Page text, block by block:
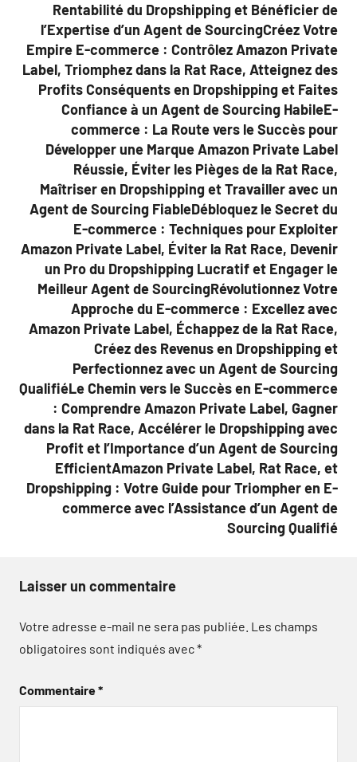
Rentabilité du Dropshipping et Bénéficier de
l’Expertise d’un Agent de SourcingCréez Votre
Empire E-commerce : Contrôlez Amazon Private
Label, Triomphez dans la Rat Race, Atteignez des
Profits Conséquents en Dropshipping et Faites
Confiance à un Agent de Sourcing HabileE-
commerce : La Route vers le Succès pour
Développer une Marque Amazon Private Label
Réussie, Éviter les Pièges de la Rat Race,
Maîtriser en Dropshipping et Travailler avec un
Agent de Sourcing FiableDébloquez le Secret du
E-commerce : Techniques pour Exploiter
Amazon Private Label, Éviter la Rat Race, Devenir
un Pro du Dropshipping Lucratif et Engager le
Meilleur Agent de SourcingRévolutionnez Votre
Approche du E-commerce : Excellez avec
Amazon Private Label, Échappez de la Rat Race,
Créez des Revenus en Dropshipping et
Perfectionnez avec un Agent de Sourcing
QualifiéLe Chemin vers le Succès en E-commerce
: Comprendre Amazon Private Label, Gagner
dans la Rat Race, Accélérer le Dropshipping avec
Profit et l’Importance d’un Agent de Sourcing
EfficientAmazon Private Label, Rat Race, et
Dropshipping : Votre Guide pour Triompher en E-
commerce avec l’Assistance d’un Agent de
Sourcing Qualifié
Laisser un commentaire
Votre adresse e-mail ne sera pas publiée. Les champs
obligatoires sont indiqués avec*
Commentaire*